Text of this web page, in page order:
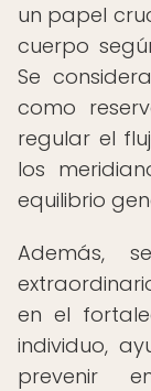
un papel
cuerpo
Se
como
regular el
los
equilibrio
Además,
en el
individuo,
prevenir